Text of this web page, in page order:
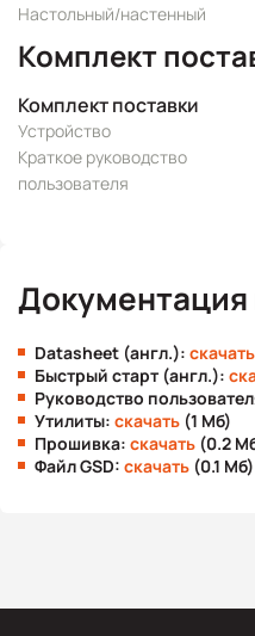
Настольный/настенный
Комплект
Комплект поставки
Устройство
Краткое руководство
пользователя
Datasheet (англ.): скачать
Быстрый старт (англ.):
Руководство
Утилиты: скачать (1 Мб)
Прошивка: скачать (0.2
Файл GSD: скачать (0.1 Мб)